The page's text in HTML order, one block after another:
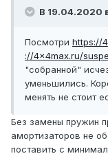
В 19.04.2020
Посмотри https://
://4x4max.ru/
"собранной"
уменьшились.
менять не стоит
Без замены пружин
амортизаторов не
поставить с